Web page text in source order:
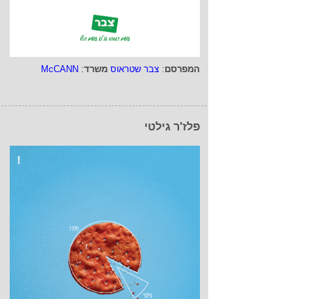
המפרסם: צבר שטראוס משרד:
McCANN
פלז'ר גילטי